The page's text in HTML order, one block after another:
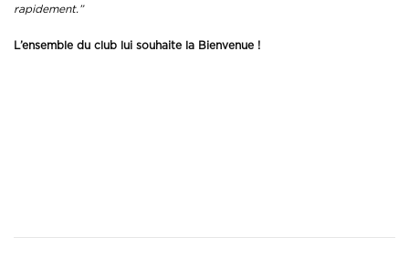
rapidement.”
L’ensemble du club lui souhaite la Bienvenue !